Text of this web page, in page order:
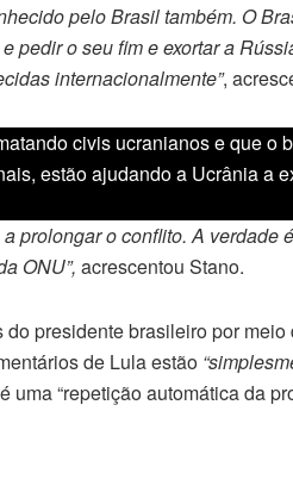
pelo Brasil também. O
pedir o seu fim e exortar a
internacionalmente”,
civis ucranianos e que o
estão ajudando a Ucrânia a
prolongar o conflito. A verdade
ONU”, acrescentou Stano.
presidente brasileiro por meio
de Lula estão
“repetição automática da